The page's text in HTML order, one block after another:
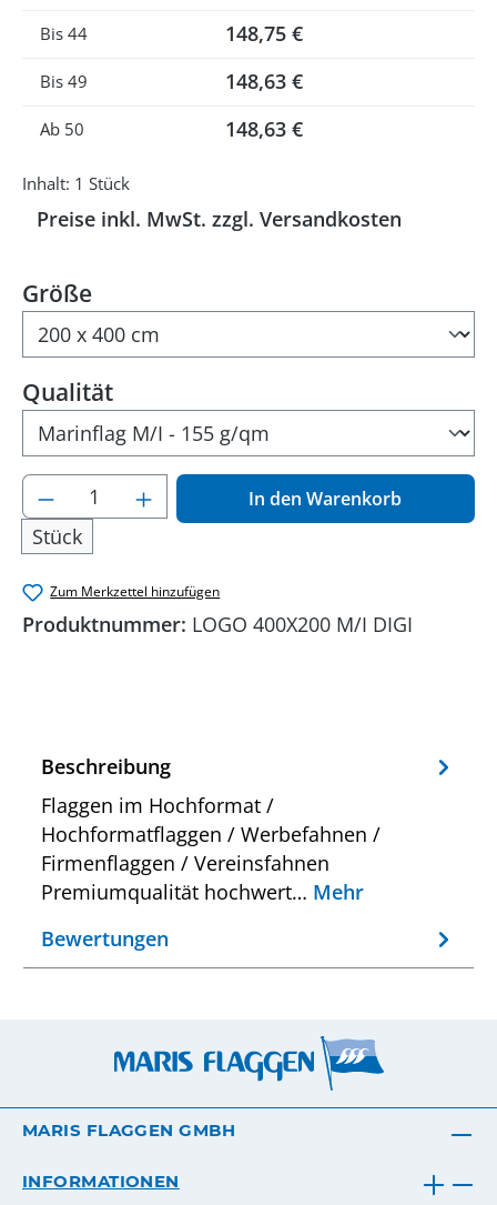
Bis44 148,75 €
Bis49 148,63 €
Ab 50 148,63 €
Inhalt: 1 Stück
Preise inkl. MwSt. zzgl. Versandkosten
Größeauswählen
Qualitätauswählen
Produkt Anzahl: Gib den gewünschten
Stück
In den Warenkorb
Zum Merkzettel hinzufügen
Produktnummer: LOGO 400X200 M/I DIGI
Beschreibung
Flaggen im Hochformat /
Hochformatflaggen / Werbefahnen /
Firmenflaggen / Vereinsfahnen
Premiumqualität hochwert… Mehr
Bewertungen
MARIS FLAGGEN GMBH
INFORMATIONEN